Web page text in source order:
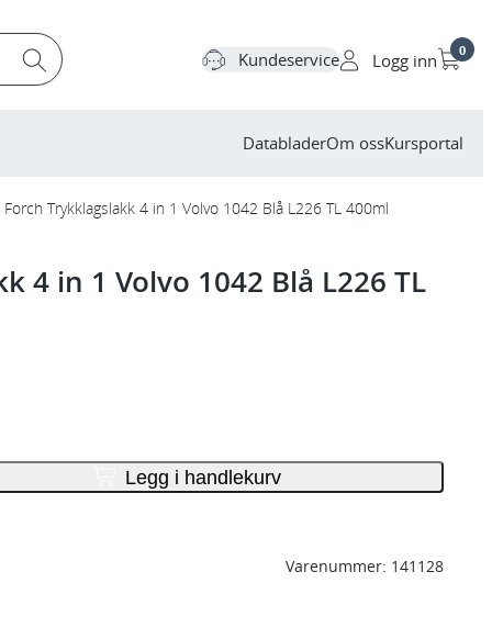
Kundeservice Logg inn 0
DatabladerOm ossKursportal
Forch Trykklagslakk 4 in 1 Volvo 1042 Blå L226 TL 400ml
4 in 1 Volvo 1042 Blå L226 TL
Legg i handlekurv
Varenummer: 141128